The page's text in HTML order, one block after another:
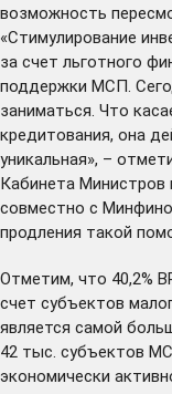
возможность
«Стимулирование
за счет льготного
поддержки МСП.
заниматься. Что
кредитования, она
уникальная», –
Кабинета
совместно с
продления такой
Отметим, что 40,2%
счет субъектов
является самой
42 тыс. субъектов
экономически